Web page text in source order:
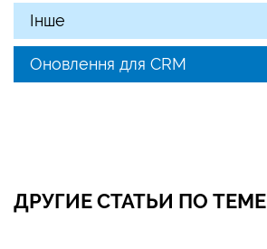
Інше
Оновлення для CRM
ДРУГИЕ СТАТЬИ ПО ТЕМЕ